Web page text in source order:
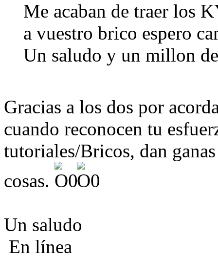
Me acaban de traer los
a vuestro brico espero
Un saludo y un millon
Gracias a los dos por
cuando reconocen tu
tutoriales/Bricos, dan
cosas.
Un saludo
En línea